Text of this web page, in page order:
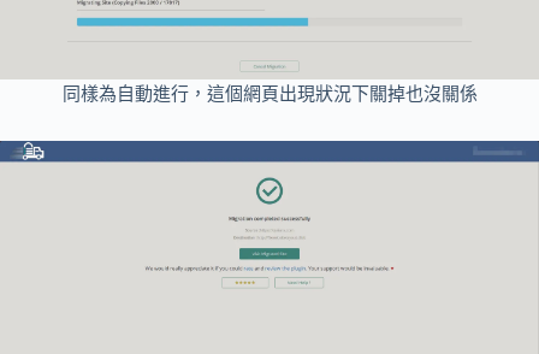
同樣為自動進行，這個網頁出現狀況下關掉也沒關係